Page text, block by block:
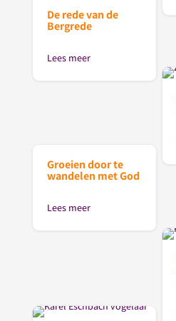
De rede van de
Bergrede
Lees meer
Groeien door te
wandelen met God
Lees meer